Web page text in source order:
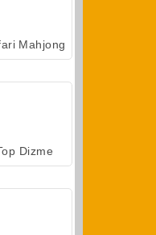
Mahjong
Dizme